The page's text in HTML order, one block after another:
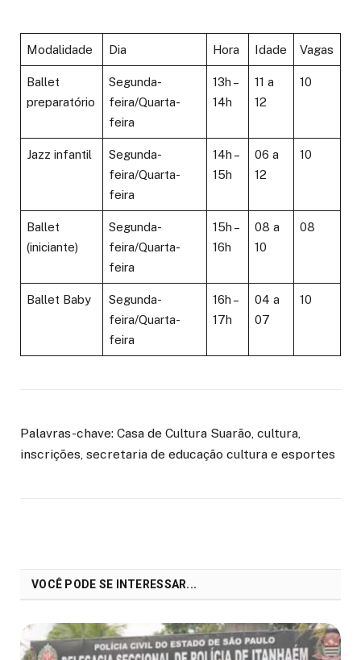
Modalidade Dia Hora Idade Vagas
Ballet
preparatório
Segunda-
feira/Quarta-
feira
13h –
14h
11 a
12
10
Jazz infantil
Segunda-
feira/Quarta-
feira
14h –
15h
06 a
12
10
Ballet
(iniciante)
Segunda-
feira/Quarta-
feira
15h –
16h
08 a
10
08
Ballet Baby
Segunda-
feira/Quarta-
feira
16h –
17h
04 a
07
10
Palavras-chave: Casa de Cultura Suarão, cultura,
inscrições, secretaria de educação cultura e esportes
VOCÊ PODE SE INTERESSAR...